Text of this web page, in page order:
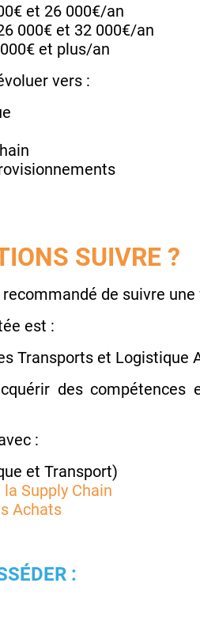
et 26 000€/an
000€ et 32 000€/an
et plus/an
vers :
SUIVRE ?
de suivre
est :
Transports et Logistique
des
:
et Transport)
Supply Chain
Achats
: